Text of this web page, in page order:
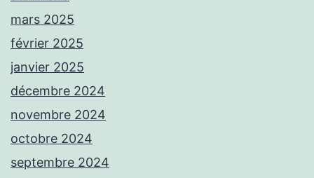
mars 2025
février 2025
janvier 2025
décembre 2024
novembre 2024
octobre 2024
septembre 2024